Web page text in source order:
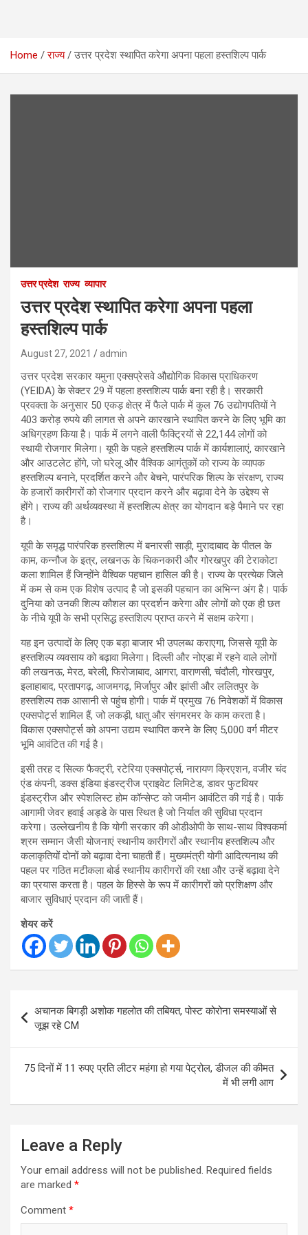
Home राज्य उत्तर प्रदेश स्थापित करेगा अपना पहला हस्तशिल्प पार्क
उत्तर प्रदेश राज्य व्यापार
उत्तर प्रदेश स्थापित करेगा अपना पहला
हस्तशिल्प पार्क
August 27, 2021 admin
उत्तर प्रदेश सरकार यमुना एक्सप्रेसवे औद्योगिक विकास प्राधिकरण
(YEIDA) के सेक्टर 29 में पहला हस्तशिल्प पार्क बना रही है। सरकारी
प्रवक्ता के अनुसार 50 एकड़ क्षेत्र में फैले पार्क में कुल 76 उद्योगपतियों ने
403 करोड़ रुपये की लागत से अपने कारखाने स्थापित करने के लिए भूमि का
अधिग्रहण किया है। पार्क में लगने वाली फैक्ट्रियों से 22,144 लोगों को
स्थायी रोजगार मिलेगा। यूपी के पहले हस्तशिल्प पार्क में कार्यशालाएं, कारखाने
और आउटलेट होंगे, जो घरेलू और वैश्विक आगंतुकों को राज्य के व्यापक
हस्तशिल्प बनाने, प्रदर्शित करने और बेचने, पारंपरिक शिल्प के संरक्षण, राज्य
के हजारों कारीगरों को रोजगार प्रदान करने और बढ़ावा देने के उद्देश्य से
होंगे। राज्य की अर्थव्यवस्था में हस्तशिल्प क्षेत्र का योगदान बड़े पैमाने पर रहा
है।
यूपी के समृद्ध पारंपरिक हस्तशिल्प में बनारसी साड़ी, मुरादाबाद के पीतल के
काम, कन्नौज के इत्र, लखनऊ के चिकनकारी और गोरखपुर की टेराकोटा
कला शामिल हैं जिन्होंने वैश्विक पहचान हासिल की है। राज्य के प्रत्येक जिले
में कम से कम एक विशेष उत्पाद है जो इसकी पहचान का अभिन्न अंग है। पार्क
दुनिया को उनकी शिल्प कौशल का प्रदर्शन करेगा और लोगों को एक ही छत
के नीचे यूपी के सभी प्रसिद्ध हस्तशिल्प प्राप्त करने में सक्षम करेगा।
यह इन उत्पादों के लिए एक बड़ा बाजार भी उपलब्ध कराएगा, जिससे यूपी के
हस्तशिल्प व्यवसाय को बढ़ावा मिलेगा। दिल्ली और नोएडा में रहने वाले लोगों
की लखनऊ, मेरठ, बरेली, फिरोजाबाद, आगरा, वाराणसी, चंदौली, गोरखपुर,
इलाहाबाद, प्रतापगढ़, आजमगढ़, मिर्जापुर और झांसी और ललितपुर के
हस्तशिल्प तक आसानी से पहुंच होगी। पार्क में प्रमुख 76 निवेशकों में विकास
एक्सपोर्ट्स शामिल हैं, जो लकड़ी, धातु और संगमरमर के काम करता है।
विकास एक्सपोर्ट्स को अपना उद्यम स्थापित करने के लिए 5,000 वर्ग मीटर
भूमि आवंटित की गई है।
इसी तरह द सिल्क फैक्ट्री, रटेरिया एक्सपोर्ट्स, नारायण क्रिएशन, वजीर चंद
एंड कंपनी, डक्स इंडिया इंडस्ट्रीज प्राइवेट लिमिटेड, डावर फुटवियर
इंडस्ट्रीज और स्पेशलिस्ट होम कॉन्सेप्ट को जमीन आवंटित की गई है। पार्क
आगामी जेवर हवाई अड्डे के पास स्थित है जो निर्यात की सुविधा प्रदान
करेगा। उल्लेखनीय है कि योगी सरकार की ओडीओपी के साथ-साथ विश्वकर्मा
श्रम सम्मान जैसी योजनाएं स्थानीय कारीगरों और स्थानीय हस्तशिल्प और
कलाकृतियों दोनों को बढ़ावा देना चाहती हैं। मुख्यमंत्री योगी आदित्यनाथ की
पहल पर गठित मटीकला बोर्ड स्थानीय कारीगरों की रक्षा और उन्हें बढ़ावा देने
का प्रयास करता है। पहल के हिस्से के रूप में कारीगरों को प्रशिक्षण और
बाजार सुविधाएं प्रदान की जाती हैं।
शेयर करें
navigation
अचानक बिगड़ी अशोक गहलोत की तबियत, पोस्ट कोरोना समस्याओं से
जूझ रहे CM
75 दिनों में 11 रुपए प्रति लीटर महंगा हो गया पेट्रोल, डीजल की कीमत
में भी लगी आग
Leave a Reply
Your email address will not be published. Required fields
are marked *
Comment *